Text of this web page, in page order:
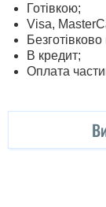
Готівкою;
Visa,
В кредит;
Оплата